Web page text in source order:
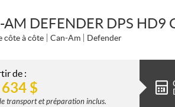
AM DEFENDER DPS
côte à côte Can-Am Defender
de :
$
transport et préparation inclus.